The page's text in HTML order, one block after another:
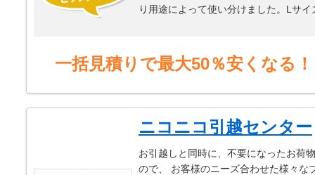
り用途によって使い分けました。Lサ
業者さんに伝えておくと、引っ越し
した。これはとても楽でした。家電
一括見積りで最大50％安くなる！
ニコニコ引越センター
お引越しと同時に、不要になったお荷
ので、 お客様のニーズ合わせた様々な